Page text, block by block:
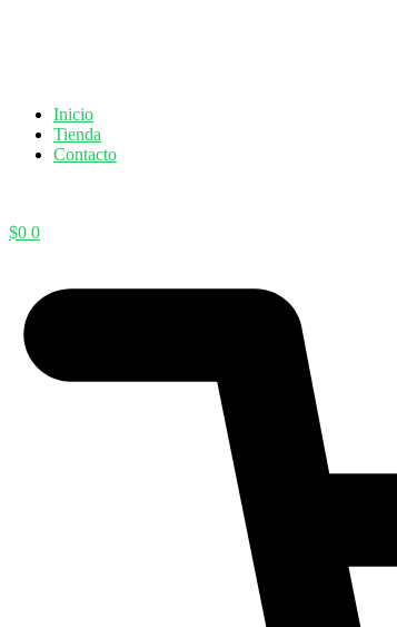
Inicio
Tienda
Contacto
$0 0